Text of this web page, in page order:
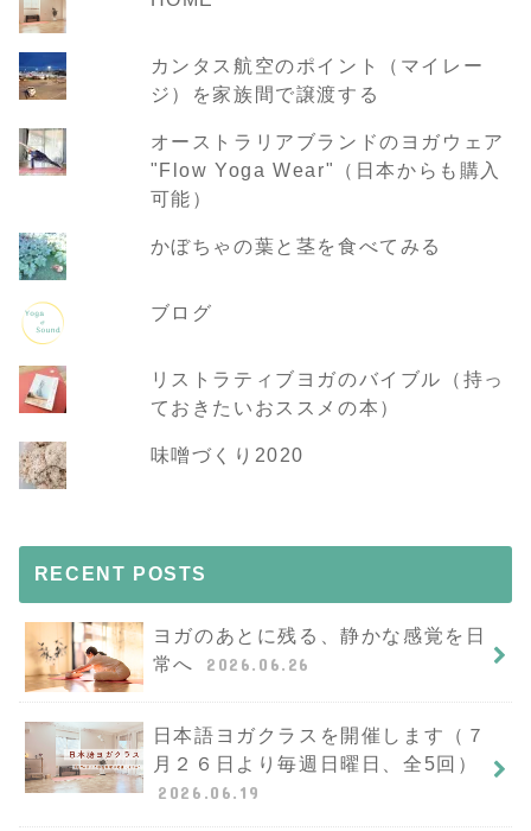
カンタス航空のポイント（マイレー
ジ）を家族間で譲渡する
オーストラリアブランドのヨガウェア
"Flow Yoga Wear"（日本からも購入
可能）
かぼちゃの葉と茎を食べてみる
ブログ
リストラティブヨガのバイブル（持っ
ておきたいおススメの本）
味噌づくり2020
RECENT POSTS
ヨガのあとに残る、静かな感覚を日
常へ
2026.06.26
日本語ヨガクラスを開催します（７
月２６日より毎週日曜日、全5回）
2026.06.19